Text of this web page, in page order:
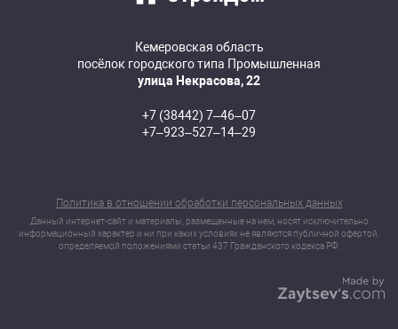
Кемеровская область
посёлок городского типа Промышленная
улица Некрасова, 22
+7 (38442) 7‒46‒07
+7‒923‒527‒14‒29
Политика в отношении обработки персональных данных
Данный интернет-сайт и материалы, размещенные на нем, носят исключительно
информационный характер и ни при каких условиях не являются публичной офертой,
определяемой положениями статьи 437 Гражданского кодекса РФ.